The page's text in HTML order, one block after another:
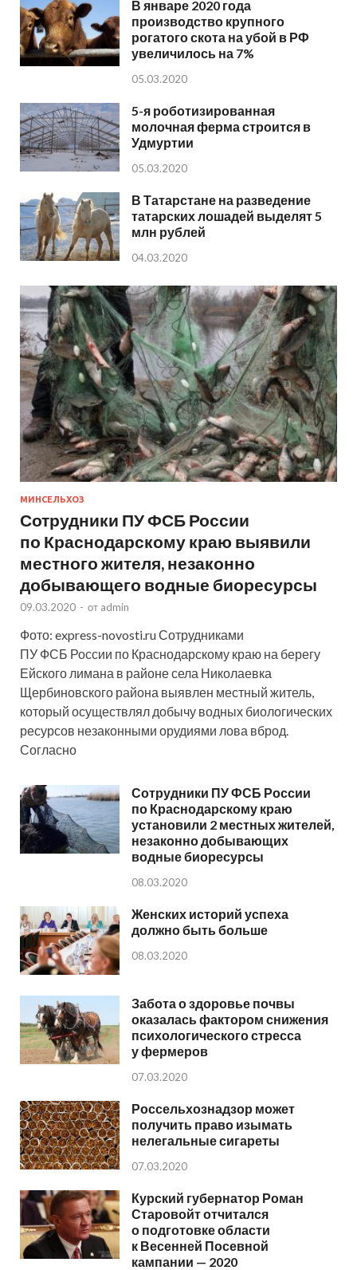
В январе 2020 года
производство крупного
рогатого скота на убой в РФ
увеличилось на 7%
05.03.2020
5-я роботизированная
молочная ферма строится в
Удмуртии
05.03.2020
В Татарстане на разведение
татарских лошадей выделят 5
млн рублей
04.03.2020
МИНСЕЛЬХОЗ
Сотрудники ПУ ФСБ России
по Краснодарскому краю выявили
местного жителя, незаконно
добывающего водные биоресурсы
09.03.2020 - от admin
Фото: express-novosti.ru Сотрудниками
ПУ ФСБ России по Краснодарскому краю на берегу
Ейского лимана в районе села Николаевка
Щербиновского района выявлен местный житель,
который осуществлял добычу водных биологических
ресурсов незаконными орудиями лова вброд.
Согласно
Сотрудники ПУ ФСБ России
по Краснодарскому краю
установили 2 местных жителей,
незаконно добывающих
водные биоресурсы
08.03.2020
Женских историй успеха
должно быть больше
08.03.2020
Забота о здоровье почвы
оказалась фактором снижения
психологического стресса
у фермеров
07.03.2020
Россельхознадзор может
получить право изымать
нелегальные сигареты
07.03.2020
Курский губернатор Роман
Старовойт отчитался
о подготовке области
к Весенней Посевной
кампании — 2020